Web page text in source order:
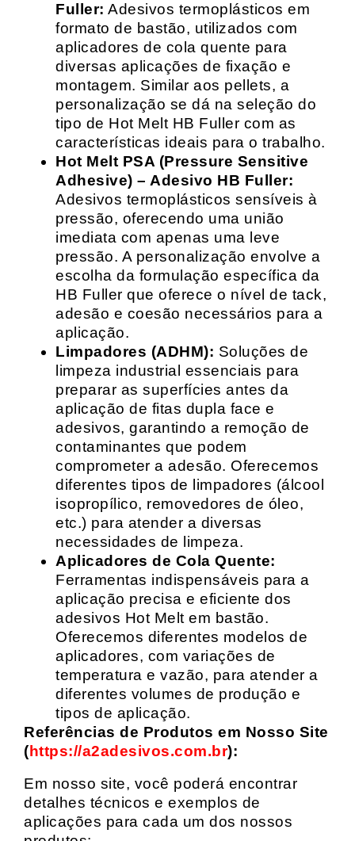
Fuller: Adesivos termoplásticos em
formato de bastão, utilizados com
aplicadores de cola quente para
diversas aplicações de fixação e
montagem. Similar aos pellets, a
personalização se dá na seleção do
tipo de Hot Melt HB Fuller com as
características ideais para o trabalho.
Hot Melt PSA (Pressure Sensitive
Adhesive) – Adesivo HB Fuller:
Adesivos termoplásticos sensíveis à
pressão, oferecendo uma união
imediata com apenas uma leve
pressão. A personalização envolve a
escolha da formulação específica da
HB Fuller que oferece o nível de tack,
adesão e coesão necessários para a
aplicação.
Limpadores (ADHM): Soluções de
limpeza industrial essenciais para
preparar as superfícies antes da
aplicação de fitas dupla face e
adesivos, garantindo a remoção de
contaminantes que podem
comprometer a adesão. Oferecemos
diferentes tipos de limpadores (álcool
isopropílico, removedores de óleo,
etc.) para atender a diversas
necessidades de limpeza.
Aplicadores de Cola Quente:
Ferramentas indispensáveis para a
aplicação precisa e eficiente dos
adesivos Hot Melt em bastão.
Oferecemos diferentes modelos de
aplicadores, com variações de
temperatura e vazão, para atender a
diferentes volumes de produção e
tipos de aplicação.
Referências de Produtos em Nosso Site
(https://a2adesivos.com.br):
Em nosso site, você poderá encontrar
detalhes técnicos e exemplos de
aplicações para cada um dos nossos